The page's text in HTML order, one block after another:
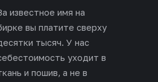
известное имя на
вы платите сверху
тысяч. У нас
уходит в
и пошив, а не в